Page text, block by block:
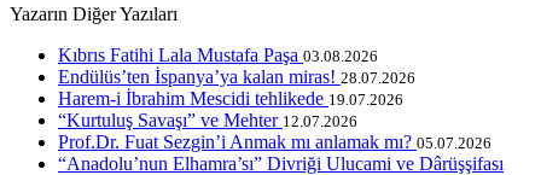
Yazarın Diğer Yazıları
Kıbrıs Fatihi Lala Mustafa Paşa 03.08.2026
Endülüs’ten İspanya’ya kalan miras! 28.07.2026
Harem-i İbrahim Mescidi tehlikede 19.07.2026
“Kurtuluş Savaşı” ve Mehter 12.07.2026
Prof.Dr. Fuat Sezgin’i Anmak mı anlamak mı? 05.07.2026
“Anadolu’nun Elhamra’sı” Divriği Ulucami ve Dârüşşifası